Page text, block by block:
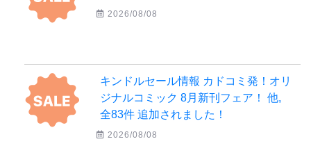
2026/08/08
キンドルセール情報 カドコミ発！オリ
ジナルコミック 8月新刊フェア！ 他,
全83件 追加されました！
2026/08/08